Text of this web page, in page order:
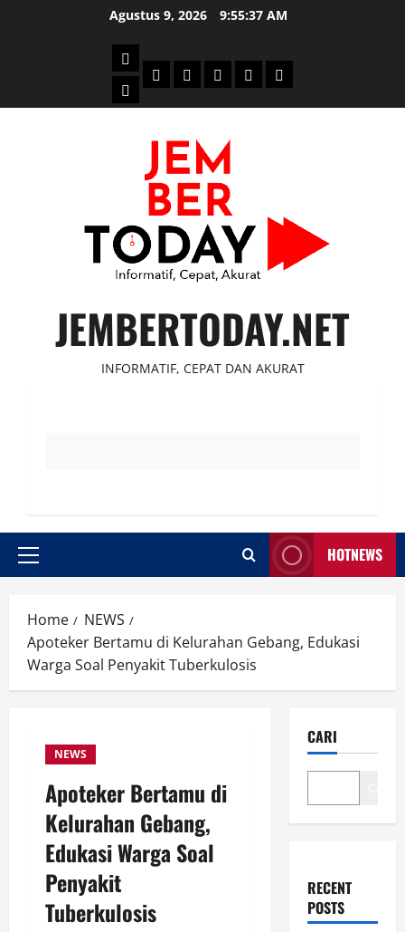
Agustus 9, 2026 9:55:37 AM
Beranda
News
PolitikOtomotifEkonomiSosialtentang
JEMBERTODAY.NET
INFORMATIF, CEPAT DAN AKURAT
Primary
HOTNEWS
Home
NEWS
Apoteker Bertamu di Kelurahan Gebang, Edukasi
Warga Soal Penyakit Tuberkulosis
NEWS
Apoteker Bertamu di
Kelurahan Gebang,
Edukasi Warga Soal
Penyakit
Tuberkulosis
CARI
RECENT
POSTS